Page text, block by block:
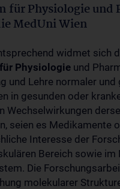
für Physiologie und
MedUni Wien
widmet sich
für Physiologie und
und Lehre normaler
in gesunden oder
Wechselwirkungen
seien es Medikamente
Interesse der
Bereich sowie im
Die
molekularer